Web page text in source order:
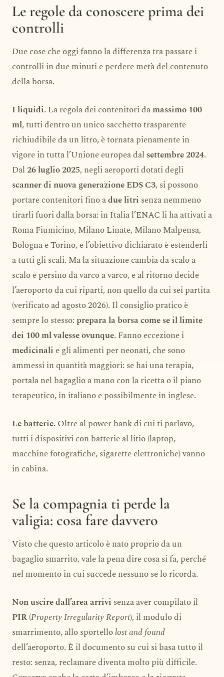
Le regole da conoscere prima dei
controlli
Due cose che oggi fanno la differenza tra passare i
controlli in due minuti e perdere metà del contenuto
della borsa.
I liquidi.La regola dei contenitori damassimo 100
ml, tutti dentro un unico sacchetto trasparente
richiudibile da un litro, è tornata pienamente in
vigore in tutta l’Unione europea dal settembre 2024.
Dal26 luglio 2025, negli aeroporti dotati degli
scanner di nuova generazione EDS C3, si possono
portare contenitori fino adue litri senza nemmeno
tirarli fuori dalla borsa: in Italia l’ENAC li ha attivati a
Roma Fiumicino, Milano Linate, Milano Malpensa,
Bologna e Torino, e l’obiettivo dichiarato è estenderli
a tutti gli scali. Ma la situazione cambia da scalo a
scalo e persino da varco a varco, e al ritorno decide
l’aeroporto da cui riparti, non quello da cui sei partita
(verificato ad agosto 2026). Il consiglio pratico è
sempre lo stesso: prepara la borsa come se il limite
dei 100 ml valesse ovunque. Fanno eccezione i
medicinali e gli alimenti per neonati, che sono
ammessi in quantità maggiori: se hai una terapia,
portala nel bagaglio a mano con la ricetta o il piano
terapeutico, in italiano e possibilmente in inglese.
Le batterie.Oltre al power bank di cui ti parlavo,
tutti i dispositivi con batterie al litio (laptop,
macchine fotografiche, sigarette elettroniche) vanno
in cabina.
Se la compagnia ti perde la
valigia: cosa fare davvero
Visto che questo articolo è nato proprio da un
bagaglio smarrito, vale la pena dire cosa si fa, perché
nel momento in cui succede nessuno se lo ricorda.
Non uscire dall’area arrivi senza aver compilato il
PIR(Property Irregularity Report), il modulo di
smarrimento, allo sportellolost and found
dell’aeroporto. È il documento su cui si basa tutto il
resto: senza, reclamare diventa molto più difficile.